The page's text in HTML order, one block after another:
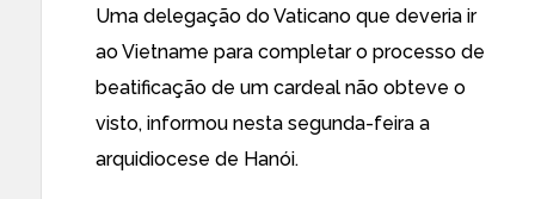
Uma delegação do Vaticano que deveria ir
ao Vietname para completar o processo de
beatificação de um cardeal não obteve o
visto, informou nesta segunda-feira a
arquidiocese de Hanói.